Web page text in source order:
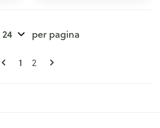
Pagina's
U lees momenteel pagina
1 Pagina
2
per pagina